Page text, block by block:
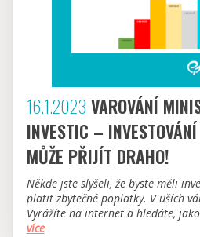
16.1.2023 VAROVÁNÍ
INVESTIC –
MŮŽE PŘIJÍT DRAHO!
Někde jste slyšeli, že byste měli
platit zbytečné poplatky. V uších
Vyrážíte na internet a hledáte,
více